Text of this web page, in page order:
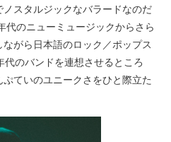
スタルジックなバラードなのだ
代のニューミュージックからさら
がら日本語のロック／ポップス
のバンドを連想させるところ
ていのユニークさをひと際立た